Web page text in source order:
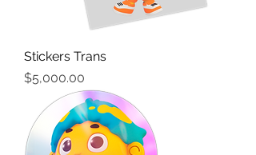
Stickers Trans
Precio
$5,000.00